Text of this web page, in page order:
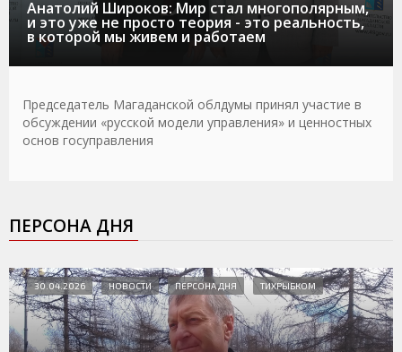
Анатолий Широков: Мир стал многополярным,
и это уже не просто теория - это реальность,
в которой мы живем и работаем
Председатель Магаданской облдумы принял участие в
обсуждении «русской модели управления» и ценностных
основ госуправления
ПЕРСОНА ДНЯ
30.04.2026 НОВОСТИ ПЕРСОНА ДНЯ ТИХРЫБКОМ